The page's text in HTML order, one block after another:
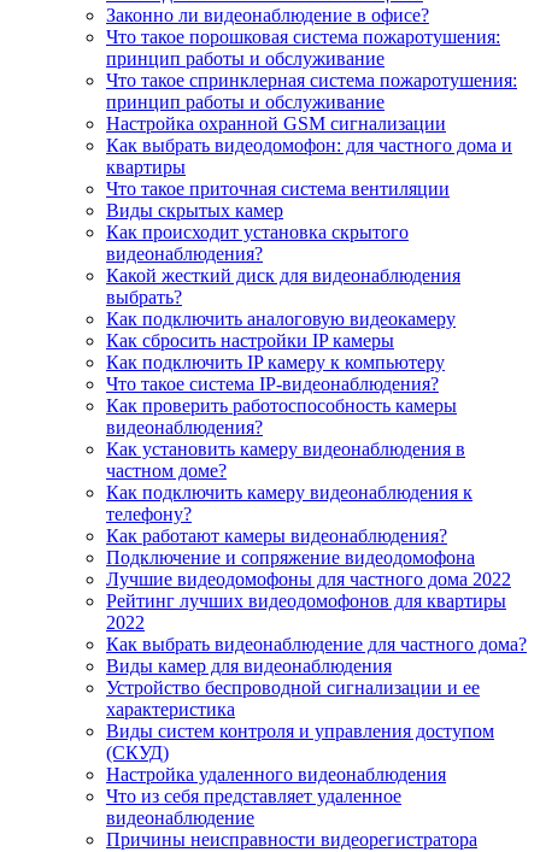
Законно ли видеонаблюдение в офисе?
Что такое порошковая система пожаротушения:
принцип работы и обслуживание
Что такое спринклерная система пожаротушения:
принцип работы и обслуживание
Настройка охранной GSM сигнализации
Как выбрать видеодомофон: для частного дома и
квартиры
Что такое приточная система вентиляции
Виды скрытых камер
Как происходит установка скрытого
видеонаблюдения?
Какой жесткий диск для видеонаблюдения
выбрать?
Как подключить аналоговую видеокамеру
Как сбросить настройки IP камеры
Как подключить IP камеру к компьютеру
Что такое система IP-видеонаблюдения?
Как проверить работоспособность камеры
видеонаблюдения?
Как установить камеру видеонаблюдения в
частном доме?
Как подключить камеру видеонаблюдения к
телефону?
Как работают камеры видеонаблюдения?
Подключение и сопряжение видеодомофона
Лучшие видеодомофоны для частного дома 2022
Рейтинг лучших видеодомофонов для квартиры
2022
Как выбрать видеонаблюдение для частного дома?
Виды камер для видеонаблюдения
Устройство беспроводной сигнализации и ее
характеристика
Виды систем контроля и управления доступом
(СКУД)
Настройка удаленного видеонаблюдения
Что из себя представляет удаленное
видеонаблюдение
Причины неисправности видеорегистратора